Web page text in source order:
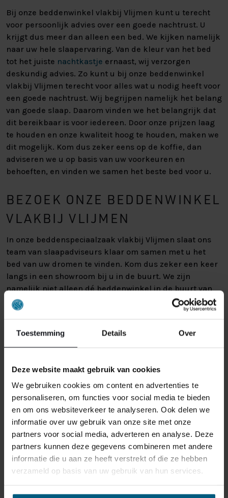
Toestemming Details Over
Deze website maakt gebruik van cookies
We gebruiken cookies om content en advertenties te
personaliseren, om functies voor social media te bieden
en om ons websiteverkeer te analyseren. Ook delen we
informatie over uw gebruik van onze site met onze
partners voor social media, adverteren en analyse. Deze
partners kunnen deze gegevens combineren met andere
informatie die u aan ze heeft verstrekt of die ze hebben
verzameld op basis van uw gebruik van hun services.
Bij onze beddenwinkel vlakbij Vlijmen kunt u terecht
voor persoonlijk advies over een goede nachtrust. U
krijgt dus meer dan alleen een bed. We kijken namelijk
naar uw hele slaapervaring. Van de kleur van het bed
tot het juiste nachtkastje ernaast, wij verzorgen
deskundig advies. Zo kunt u bij onze beddenwinkel
vlakbij Vlijmen terecht voor alles wat u nodig heeft voor
een goede nachtrust. Wij begrijpen namelijk het belang
van goede slaap. Daarom vinden we het belangrijk dat
dit bereikbaar is voor iedereen. Door onze prijzen laag
te houden en onze kwaliteit hoog te houden, maken we
dit mogelijk. Kom dus zeker eens op de koffie, dan
adviseren we u op basis van uw voorkeuren en
behoeften, en vinden we samen het beste bed voor u.
BEZOEK ONZE BEDDENWINKEL
VLAKBIJ VLIJMEN
In onze beddenspeciaalzaak vlakbij Vlijmen slaat ons
team van slaapadviseurs klaar om samen met u het
bed van uw dromen te vinden. Kom dus zeker een keer
langs in een showroom bij u in de buurt. We zijn
namelijk niet alleen dé beddenwinkel in de buurt van
Vlijmen, maar ook in
Venloen
Valkenswaard
. We hebben verschillende filialen
een Nederlands Slaapcentrum bij u in de buurt. Ervaar
zelf het verschil en geniet van de nachtrust die u